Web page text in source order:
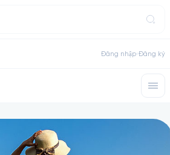
Đăng nhập Đăng ký